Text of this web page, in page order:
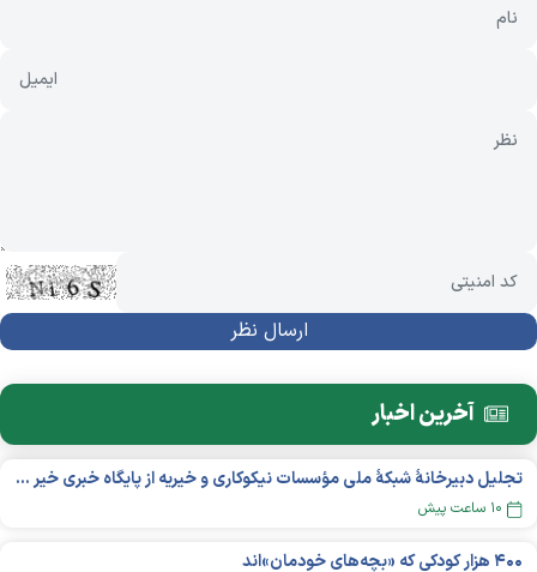
آخرین اخبار
تجلیل دبیرخانۀ شبکۀ ملی مؤسسات نیکوکاری و خیریه از پایگاه خبری خیر ایران
۱۰ ساعت پیش
۴۰۰ هزار کودکی که «بچه‌های خودمان»‌اند